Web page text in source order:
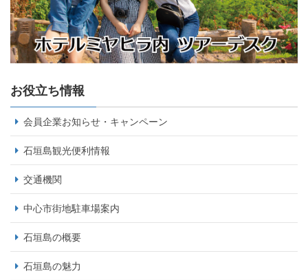
お役立ち情報
会員企業お知らせ・キャンペーン
石垣島観光便利情報
交通機関
中心市街地駐車場案内
石垣島の概要
石垣島の魅力